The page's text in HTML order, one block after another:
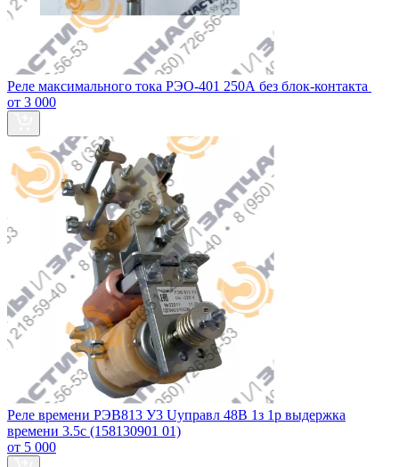
Реле максимального тока РЭО-401 250А без блок‑контакта
от 3 000
Реле времени РЭВ813 У3 Uуправл 48В 1з 1р выдержка
времени 3.5с (158130901 01)
от 5 000